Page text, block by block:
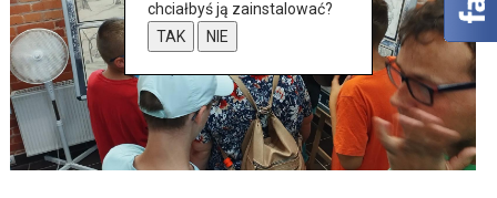
chciałbyś ją zainstalować?
TAK
NIE